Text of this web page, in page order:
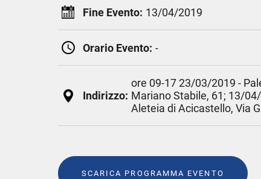
Fine Evento: 13/04/2019
Orario Evento: -
Indirizzo:
ore 09-17 23/03/2019 -
Mariano Stabile, 61; 13/
Aleteia di Acicastello, Via
SCARICA PROGRAMMA EVENTO